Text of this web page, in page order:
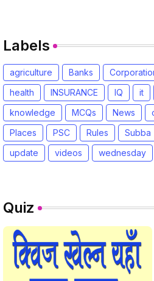
Labels
agriculture Banks
health
INSURANCE IQ it
knowledge
MCQs News
Places
PSC Rules Subba
update
videos wednesday
Quiz